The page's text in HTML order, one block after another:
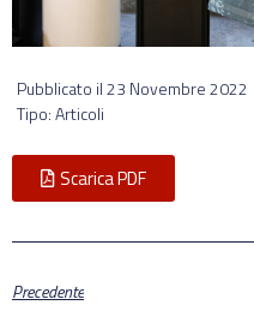
Pubblicato il23 Novembre 2022
Tipo: Articoli
Scarica PDF
Precedente